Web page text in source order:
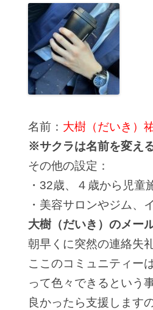
名前： 大樹（だいき）
※サクラは名前を変え
その他の設定：
・32歳、４歳から児童
・美容サロンやジム、
大樹（だいき）のメー
朝早くに突然の連絡失
ここのコミュニティー
って色々できるという
良かったら支援します